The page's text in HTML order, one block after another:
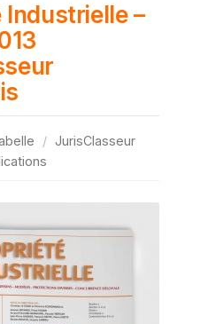
Industrielle –
JurisClasseur